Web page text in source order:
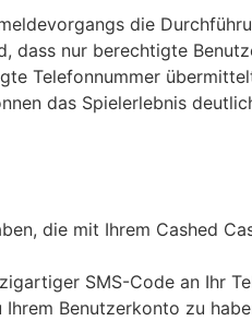
die
dass nur berechtigte
Telefonnummer
das Spielerlebnis
die mit Ihrem Cashed
SMS-Code an Ihr
Benutzerkonto zu